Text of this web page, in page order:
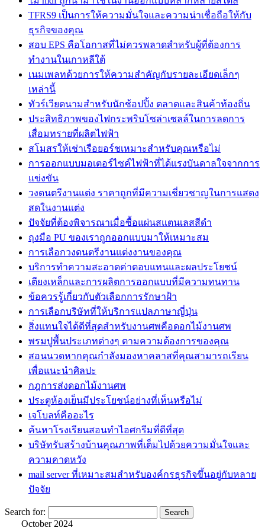
TFRS9 เป็นการให้ความมั่นใจและความน่าเชื่อถือให้กับ
ธุรกิจของคุณ
สอบ EPS คือโอกาสที่ไม่ควรพลาดสำหรับผู้ที่ต้องการ
ทำงานในเกาหลีใต้
เนมเพลทด้วยการให้ความสำคัญกับรายละเอียดเล็กๆ
เหล่านี้
ทัวร์เวียดนามสำหรับนักช้อปปิ้ง ตลาดและสินค้าท้องถิ่น
ประสิทธิภาพของไฟกระพริบโซล่าเซลล์ในการลดการ
เสื่อมทรายที่ผลิตไฟฟ้า
สโมสรให้เช่าเรือยอร์ชเหมาะสำหรับคุณหรือไม่
การออกแบบมอเตอร์ไซค์ไฟฟ้าที่ได้แรงบันดาลใจจากการ
แข่งขัน
วงดนตรีงานแต่ง ราคาถูกที่มีความเชี่ยวชาญในการแสดง
สดในงานแต่ง
ปัจจัยที่ต้องพิจารณาเมื่อซื้อแผ่นสแตนเลสสีดำ
ถุงมือ PU ของเราถูกออกแบบมาให้เหมาะสม
การเลือกวงดนตรีงานแต่งงานของคุณ
บริการทำความสะอาดค่าตอบแทนและผลประโยชน์
เตียงเหล็กและการผลิตการออกแบบที่มีความทนทาน
ข้อควรรู้เกี่ยวกับตัวเลือกการรักษาฝ้า
การเลือกบริษัทที่ให้บริการแปลภาษาญี่ปุ่น
สิ่งแทนใจได้ดีที่สุดสำหรับงานศพคือดอกไม้งานศพ
พรมปูพื้นประเภทต่างๆ ตามความต้องการของคุณ
สอนนวดหากคุณกำลังมองหาคลาสที่คุณสามารถเรียน
เพื่อแนะนำศิลปะ
กฎการส่งดอกไม้งานศพ
ประตูห้องเย็นมีประโยชน์อย่างที่เห็นหรือไม่
เจโบลท์คืออะไร
ค้นหาโรงเรียนสอนทำไอศกรีมที่ดีที่สุด
บริษัทรับสร้างบ้านคุณภาพที่เต็มไปด้วยความมั่นใจและ
ความคาดหวัง
mail server ที่เหมาะสมสำหรับองค์กรธุรกิจขึ้นอยู่กับหลาย
ปัจจัย
Search for:
October 2024